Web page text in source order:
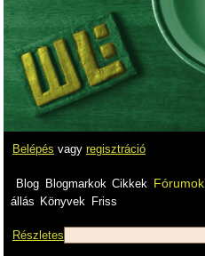
Belépés vagy regisztráció
Blog Blogmarkok Cikkek Fórumok
állás Könyvek Friss
Részletes